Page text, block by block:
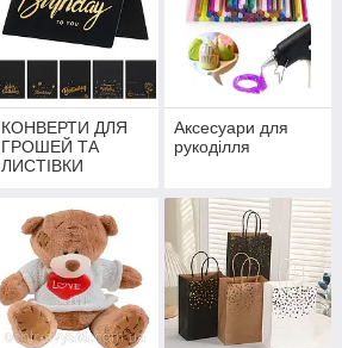
КОНВЕРТИ ДЛЯ
ГРОШЕЙ ТА
ЛИСТІВКИ
Аксесуари для
рукоділля